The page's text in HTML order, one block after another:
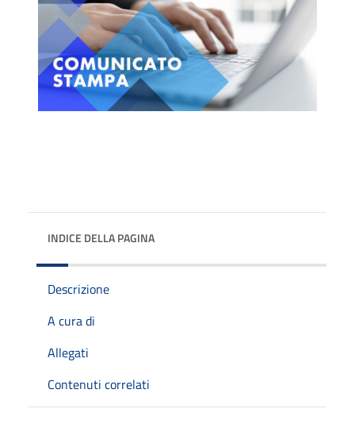
INDICE DELLA PAGINA
Descrizione
A cura di
Allegati
Contenuti correlati